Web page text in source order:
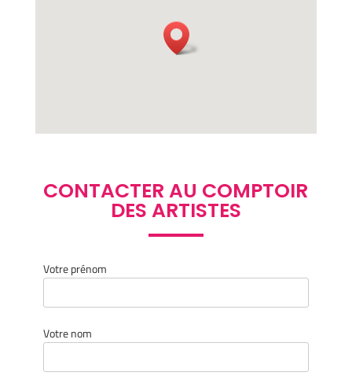
CONTACTER AU COMPTOIR
DES ARTISTES
Votre prénom
Votre nom